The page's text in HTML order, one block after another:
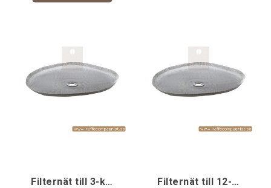
Filternät till 3-koppars Filternät till 12-koppars